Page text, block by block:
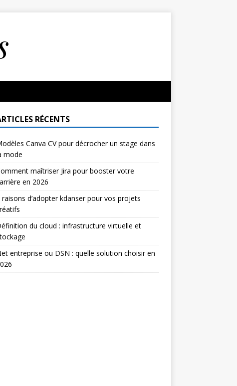
RÉCENTS
Canva CV pour décrocher un stage dans
mode
maîtriser Jira pour booster votre
en 2026
raisons d’adopter kdanser pour vos projets
du cloud : infrastructure virtuelle et
entreprise ou DSN : quelle solution choisir en